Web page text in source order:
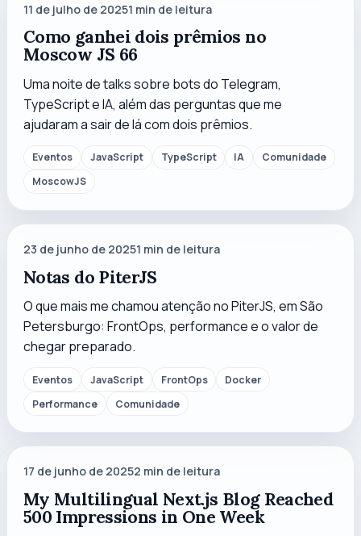
11 de julho de 20251 min de leitura
Como ganhei dois prêmios no
Moscow JS 66
Uma noite de talks sobre bots do Telegram,
TypeScript e IA, além das perguntas que me
ajudaram a sair de lá com dois prêmios.
Eventos JavaScript TypeScript IA
Comunidade
MoscowJS
23 de junho de 20251 min de leitura
Notas do PiterJS
O que mais me chamou atenção no PiterJS, em São
Petersburgo: FrontOps, performance e o valor de
chegar preparado.
Eventos JavaScript FrontOps
Docker
Performance
Comunidade
17 de junho de 20252 min de leitura
My Multilingual Next.js Blog Reached
500 Impressions in One Week